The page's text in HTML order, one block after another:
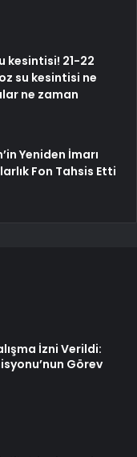
kesintisi! 21-22
su kesintisi ne
ne zaman
Yeniden İmarı
Fon Tahsis Etti
İzni Verildi:
Görev